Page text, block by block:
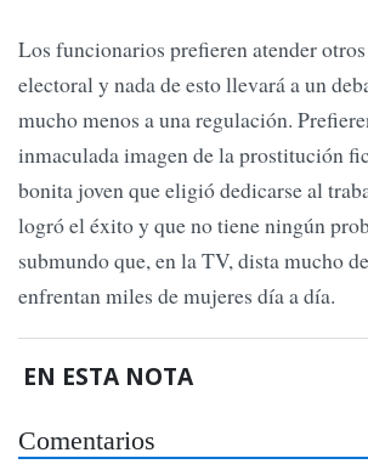
Los funcionarios prefieren atender
electoral y nada de esto llevará a un
mucho menos a una regulación.
inmaculada imagen de la prostitución
bonita joven que eligió dedicarse al
logró el éxito y que no tiene ningún
submundo que, en la TV, dista mucho
enfrentan miles de mujeres día a día.
EN ESTA NOTA
Comentarios